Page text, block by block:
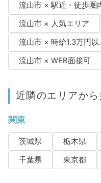
流山市 × 駅近・徒歩圏
流山市 × 人気エリア
流山市 × 時給1.3万円以
流山市 × WEB面接可
近隣のエリアから
関東
茨城県 栃木県
千葉県
東京都